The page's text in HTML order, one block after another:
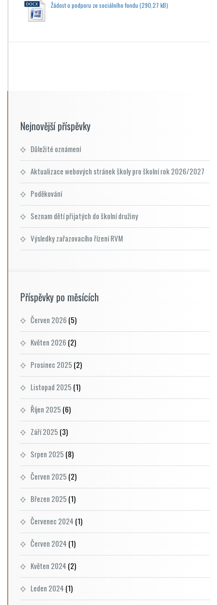
Žádost o podporu ze sociálního fondu
Nejnovější příspěvky
Důležité oznámení
Aktualizace webových stránek školy pro školní rok 2026/2027
Poděkování
Seznam dětí přijatých do školní družiny
Výsledky zařazovacího řízení RVM
Příspěvky po měsících
Červen 2026 (5)
Květen 2026 (2)
Prosinec 2025 (2)
Listopad 2025 (1)
Říjen 2025 (6)
Září 2025 (3)
Srpen 2025 (8)
Červen 2025 (2)
Březen 2025 (1)
Červenec 2024 (1)
Červen 2024 (1)
Květen 2024 (2)
Leden 2024 (1)